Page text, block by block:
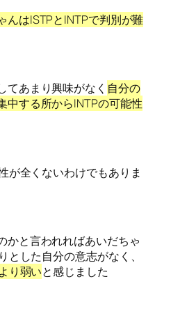
んはISTPとINTPで判別が難
てあまり興味がなく 自分の
中する所からINTPの可能性
が全くないわけでもありま
かと言われればあいだちゃ
とした自分の意志がなく、
り弱いと感じました